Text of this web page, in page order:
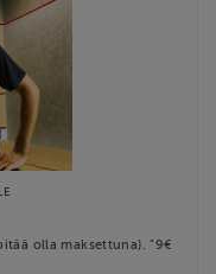
olla maksettuna). "9€